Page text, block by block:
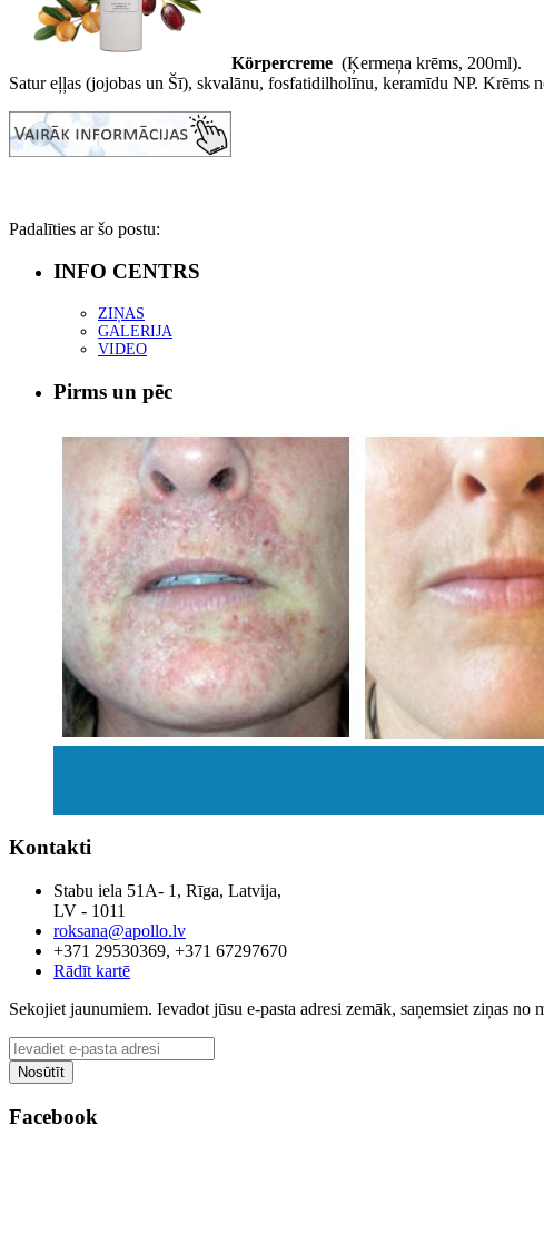
Körpercreme (Ķermeņa krēms, 200ml).
Satur eļļas (jojobas un Šī), skvalānu, fosfatidilholīnu, keramīdu NP. Krēms
Padalīties ar šo postu:
INFO CENTRS
ZIŅAS
GALERIJA
VIDEO
Pirms un pēc
Kontakti
Stabu iela 51A- 1, Rīga, Latvija,
LV - 1011
roksana@apollo.lv
+371 29530369, +371 67297670
Rādīt kartē
Sekojiet jaunumiem. Ievadot jūsu e-pasta adresi zemāk, saņemsiet ziņas no
Facebook